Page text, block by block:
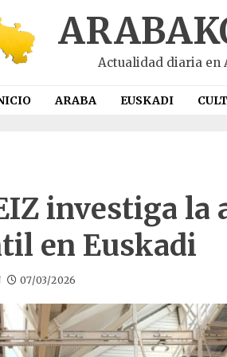
Actualidad diaria en
ARABA EUSKADI
investiga la
en Euskadi
07/03/2026